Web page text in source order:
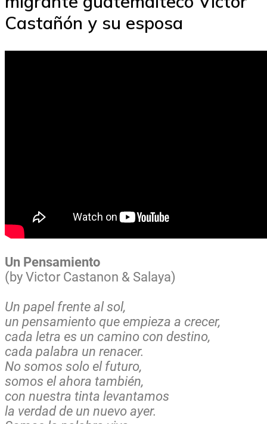
Castañón y su esposa
Un Pensamiento
(by Victor Castanon & Salaya)
Un papel frente al sol,
un pensamiento que empieza a crecer,
cada letra es un camino con destino,
cada palabra un renacer.
No somos solo el futuro,
somos el ahora también,
con nuestra tinta levantamos
la verdad de un nuevo ayer.